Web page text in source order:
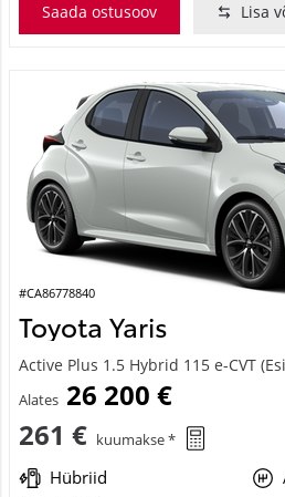
Saada ostusoov Lisa
#CA86778840
Toyota Yaris
Active Plus 1.5 Hybrid 115 e-CVT
Alates 26 200 €
261 € kuumakse *
Hübriid